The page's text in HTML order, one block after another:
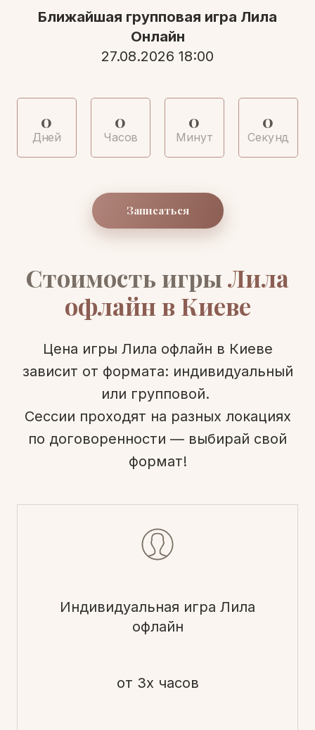
Ближайшая групповая игра Лила
Онлайн
27.08.2026 18:00
0
Дней
0
Часов
0
Минут
0
Секунд
Записаться
Стоимость игрыЛила
офлайн в Киеве
Цена игры Лила офлайн в Киеве
зависит от формата: индивидуальный
или групповой.
Сессии проходят на разных локациях
по договоренности — выбирай свой
формат!
Индивидуальная игра Лила
офлайн
от 3х часов